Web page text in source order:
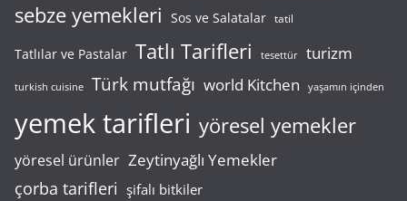
sebze yemekleri Sos ve Salatalar tatil
Tatlılar ve Pastalar Tatlı Tarifleri tesettür turizm
turkish cuisine Türk mutfağı world Kitchen yaşamın içinden
yemek tarifleri yöresel yemekler
yöresel ürünler Zeytinyağlı Yemekler
çorba tarifleri şifalı bitkiler